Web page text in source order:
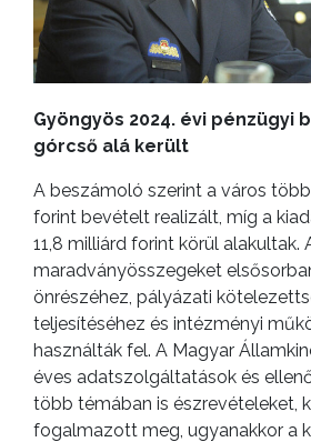
Gyöngyös 2024. évi pénzügyi
górcső alá került
A beszámoló szerint a város
forint bevételt realizált, míg a
11,8 milliárd forint körül alakultak.
maradványösszegeket
önrészéhez, pályázati
teljesítéséhez és intézményi
használták fel. A Magyar
éves adatszolgáltatások és
több témában is észrevételeket,
fogalmazott meg, ugyanakkor a